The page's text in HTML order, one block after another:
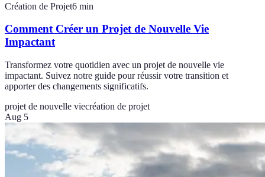
Création de Projet6 min
Comment Créer un Projet de Nouvelle Vie
Impactant
Transformez votre quotidien avec un projet de nouvelle vie
impactant. Suivez notre guide pour réussir votre transition et
apporter des changements significatifs.
projet de nouvelle viecréation de projet
Aug 5